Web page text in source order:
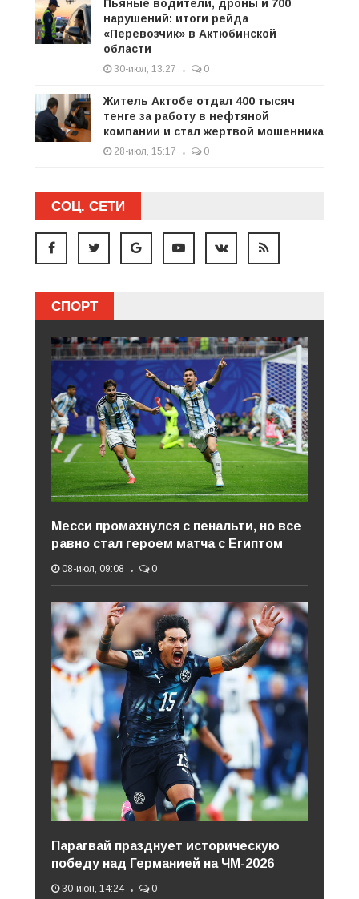
Пьяные водители, дроны и 700
нарушений: итоги рейда
«Перевозчик» в Актюбинской
области
30-июл, 13:27 0
Житель Актобе отдал 400 тысяч
тенге за работу в нефтяной
компании и стал жертвой мошенника
28-июл, 15:17 0
СОЦ. СЕТИ
СПОРТ
Месси промахнулся с пенальти, но все
равно стал героем матча с Египтом
08-июл, 09:08 0
Парагвай празднует историческую
победу над Германией на ЧМ-2026
30-июн, 14:24 0